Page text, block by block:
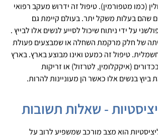
(כמו מטפורמין). טיפול זה ידרוש מעקב רפואי
שהם בעלות משקל יתר. בעולם קיימת גם
על ידי ניתוח שיכול לסייע לנשים אלו לבייץ .
של חלק מרקמת השחלה או שמבצעים פעולת
טיפול זה כמעט ואינו מבוצע בארץ. בארץ
(איקקלומין, לטרזול) או זריקות
ביוץ בנשים אלו כאשר הן מעוניינות להרות.
- שאלות תשובות
הוא מצב מורכב שמשפיע לרוב על